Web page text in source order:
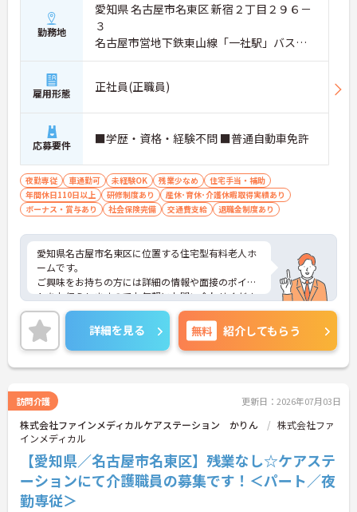
勤務地
愛知県 名古屋市名東区 新宿２丁目２９６－
３
名古屋市営地下鉄東山線「一社駅」バス・
車11分
雇用形態 正社員(正職員)
応募要件 ■学歴・資格・経験不問 ■普通自動車免許
夜勤専従 車通勤可 未経験OK 残業少なめ
住宅手当・補助
年間休日110日以上
研修制度あり
産休･育休･介護休暇取得実績あり
ボーナス・賞与あり
社会保険完備 交通費支給 退職金制度あり
愛知県名古屋市名東区に位置する住宅型有料老人ホ
ームです。
ご興味をお持ちの方には詳細の情報や面接のポイン
トをお伝えしますのでお気軽にお問い合わせくださ
いませ。
詳細を見る 無料 紹介してもらう
訪問介護 更新日：2026年07月03日
株式会社ファインメディカルケアステーション かりん
株式会社ファ
インメディカル
【愛知県／名古屋市名東区】残業なし☆ケアステ
ーションにて介護職員の募集です！＜パート／夜
勤専従＞